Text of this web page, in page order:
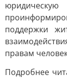
поддержки
правам
Подробнее